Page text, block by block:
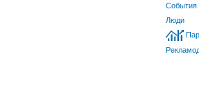
События
Люди